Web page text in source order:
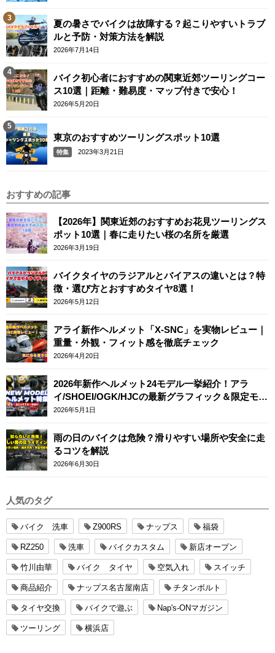
夏の暑さでバイクは故障する？起こりやすいトラブ
ルと予防・対策方法を解説
2026年7月14日
バイク初心者におすすめの関東近郊ツーリングコー
ス10選｜距離・難易度・マップ付きで安心！
2026年5月20日
東京のおすすめツーリングスポット10選
特集 2023年3月21日
おすすめの記事
【2026年】関東近郊のおすすめお花見ツーリングス
ポット10選｜春に走りたい桜の名所を厳選
2026年3月19日
バイクタイヤのラジアルとバイアスの違いとは？特
徴・選び方とおすすめタイヤ8選！
2026年5月12日
アライ新作ヘルメット「X-SNC」を実物レビュー｜
重量・外観・フィット感を徹底チェック
2026年4月20日
2026年新作ヘルメット24モデル一挙紹介！アラ
イ/SHOEI/OGK/HJCの最新グラフィック＆限定モデ
ルまとめ
2026年5月1日
雨の日のバイクは危険？滑りやすい場所や安全に走
るコツを解説
2026年6月30日
人気のタグ
バイク 洗車 Z900RS ナップス 福袋
RZ250 洗車 バイクカスタム 新店オープン
竹川由華 バイク タイヤ 空気入れ スイッチ
商品紹介 ナップス名古屋南店 チタンボルト
タイヤ交換 バイクで遊ぶ Nap's-ONマガジン
ツーリング 横浜店